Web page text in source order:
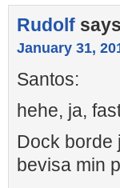
Rudolf
January 31,
Santos:
hehe, ja,
Dock borde
bevisa min